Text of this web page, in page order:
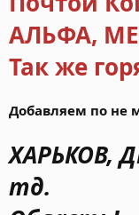
АЛЬФА,
Так же
Добавляем по не
ХАРЬКОВ,
тд.